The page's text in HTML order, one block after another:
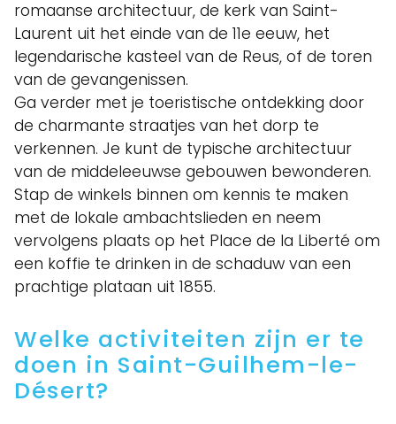
romaanse architectuur, de kerk van Saint-
Laurent uit het einde van de 11e eeuw, het
legendarische kasteel van de Reus, of de toren
van de gevangenissen.
Ga verder met je toeristische ontdekking door
de charmante straatjes van het dorp te
verkennen. Je kunt de typische architectuur
van de middeleeuwse gebouwen bewonderen.
Stap de winkels binnen om kennis te maken
met de lokale ambachtslieden en neem
vervolgens plaats op het Place de la Liberté om
een koffie te drinken in de schaduw van een
prachtige plataan uit 1855.
Welke activiteiten zijn er te
doen in Saint-Guilhem-le-
Désert?